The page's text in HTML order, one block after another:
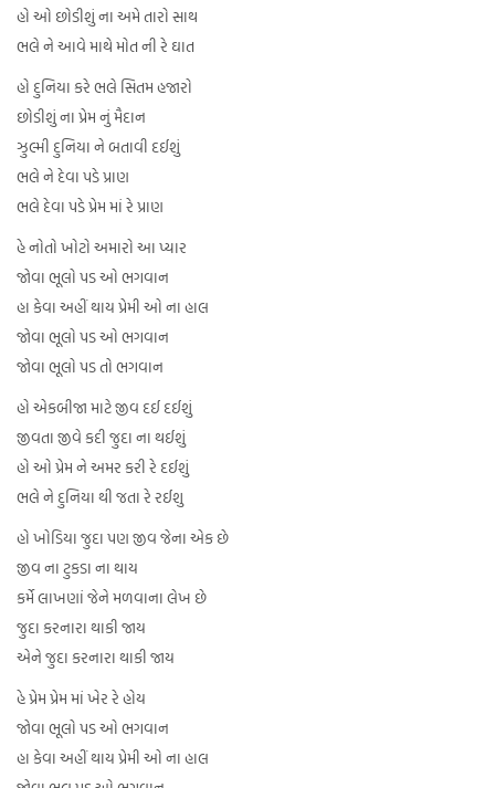
હો ઓ છોડીશું ના અમે તારો સાથ
ભલે ને આવે માથે મોત ની રે ઘાત
હો દુનિયા કરે ભલે સિતમ હજારો
છોડીશું ના પ્રેમ નું મૈદાન
ઝુલ્મી દુનિયા ને બતાવી દઈશું
ભલે ને દેવા પડે પ્રાણ
ભલે દેવા પડે પ્રેમ માં રે પ્રાણ
હે નોતો ખોટો અમારો આ પ્યાર
જોવા ભૂલો પડ ઓ ભગવાન
હા કેવા અહીં થાય પ્રેમી ઓ ના હાલ
જોવા ભૂલો પડ ઓ ભગવાન
જોવા ભૂલો પડ તો ભગવાન
હો એકબીજા માટે જીવ દઈ દઈશું
જીવતા જીવે કદી જુદા ના થઈશું
હો ઓ પ્રેમ ને અમર કરી રે દઈશું
ભલે ને દુનિયા થી જતા રે રઈશુ
હો ખોડિયા જુદા પણ જીવ જેના એક છે
જીવ ના ટુકડા ના થાય
કર્મે લાખણાં જેને મળવાના લેખ છે
જુદા કરનારા થાકી જાય
એને જુદા કરનારા થાકી જાય
હે પ્રેમ પ્રેમ માં ખેર રે હોય
જોવા ભૂલો પડ ઓ ભગવાન
હા કેવા અહીં થાય પ્રેમી ઓ ના હાલ